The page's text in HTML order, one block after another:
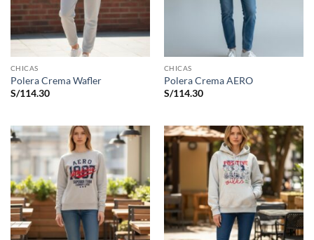
CHICAS
Polera Crema Wafler
S/114.30
CHICAS
Polera Crema AERO
S/114.30